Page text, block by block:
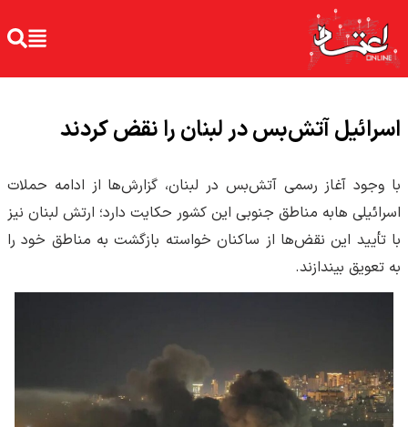
اسرائیل آتش‌بس در لبنان را نقض کردند
با وجود آغاز رسمی آتش‌بس در لبنان، گزارش‌ها از ادامه حملات
اسرائیلی هابه مناطق جنوبی این کشور حکایت دارد؛ ارتش لبنان نیز
با تأیید این نقض‌ها از ساکنان خواسته بازگشت به مناطق خود را
به تعویق بیندازند.